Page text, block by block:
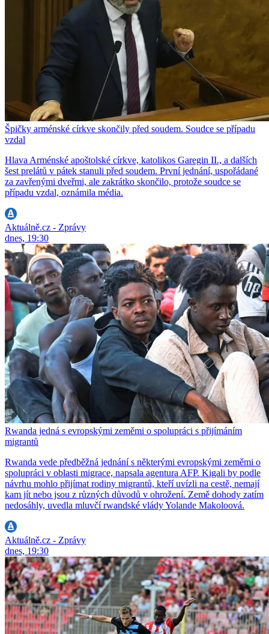
Špičky arménské církve skončily před soudem. Soudce se případu
vzdal
Hlava Arménské apoštolské církve, katolikos Garegin II., a dalších
šest prelátů v pátek stanuli před soudem. První jednání, uspořádané
za zavřenými dveřmi, ale zakrátko skončilo, protože soudce se
případu vzdal, oznámila média.
Aktuálně.cz - Zprávy
dnes, 19:30
Rwanda jedná s evropskými zeměmi o spolupráci s přijímáním
migrantů
Rwanda vede předběžná jednání s některými evropskými zeměmi o
spolupráci v oblasti migrace, napsala agentura AFP. Kigali by podle
návrhu mohlo přijímat rodiny migrantů, kteří uvízli na cestě, nemají
kam jít nebo jsou z různých důvodů v ohrožení. Země dohody zatím
nedosáhly, uvedla mluvčí rwandské vlády Yolande Makoloová.
Aktuálně.cz - Zprávy
dnes, 19:30